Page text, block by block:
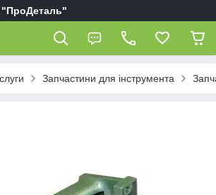
"ПроДеталь"
Запчастини для інструмента